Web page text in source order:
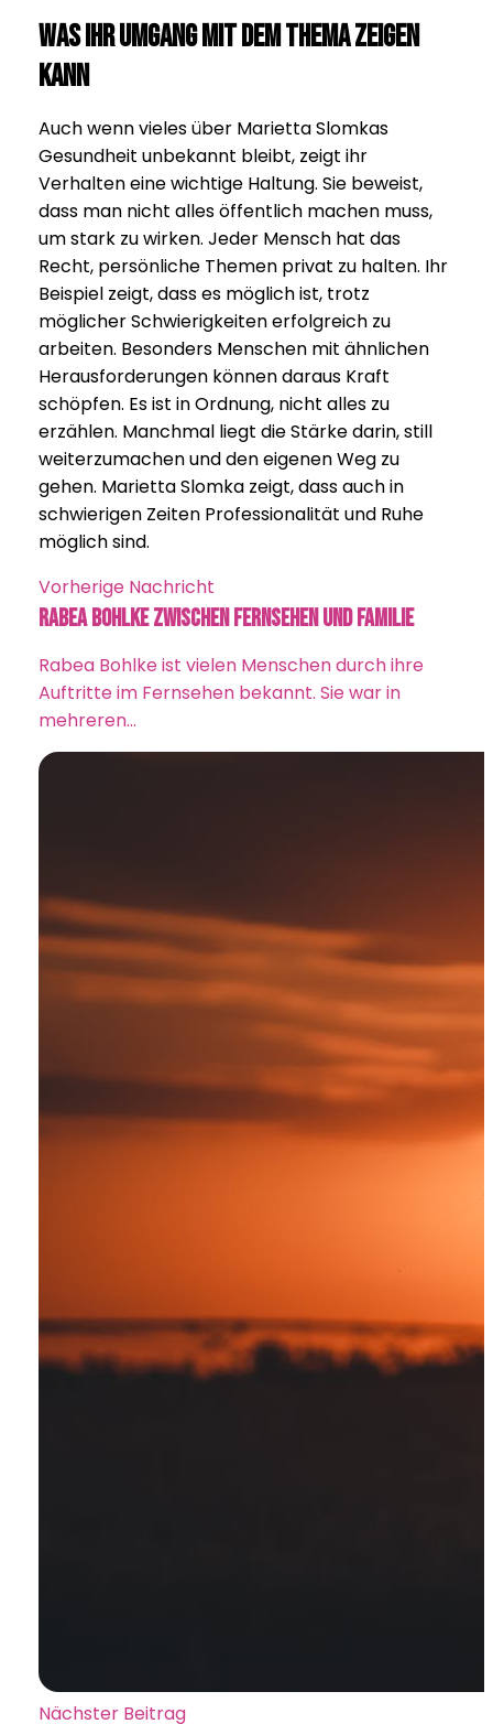
Was ihr Umgang mit dem Thema zeigen
kann
Auch wenn vieles über Marietta Slomkas
Gesundheit unbekannt bleibt, zeigt ihr
Verhalten eine wichtige Haltung. Sie beweist,
dass man nicht alles öffentlich machen muss,
um stark zu wirken. Jeder Mensch hat das
Recht, persönliche Themen privat zu halten. Ihr
Beispiel zeigt, dass es möglich ist, trotz
möglicher Schwierigkeiten erfolgreich zu
arbeiten. Besonders Menschen mit ähnlichen
Herausforderungen können daraus Kraft
schöpfen. Es ist in Ordnung, nicht alles zu
erzählen. Manchmal liegt die Stärke darin, still
weiterzumachen und den eigenen Weg zu
gehen. Marietta Slomka zeigt, dass auch in
schwierigen Zeiten Professionalität und Ruhe
möglich sind.
Vorherige Nachricht
Rabea Bohlke zwischen Fernsehen und Familie
Rabea Bohlke ist vielen Menschen durch ihre
Auftritte im Fernsehen bekannt. Sie war in
mehreren…
Nächster Beitrag